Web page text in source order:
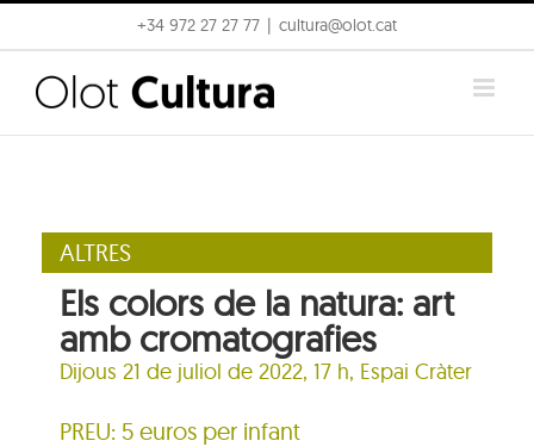
to
content
+34 972 27 27 77 cultura@olot.cat
ALTRES
Els colors de la natura: art
amb cromatografies
Dijous 21 de juliol de 2022, 17 h, Espai Cràter
PREU: 5 euros per infant